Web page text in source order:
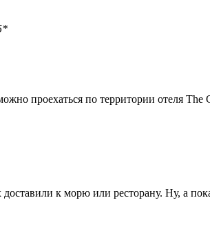
проехаться по территории отеля The
к морю или ресторану. Ну, а